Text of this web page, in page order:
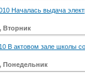
Началась выдача
Вторник
В актовом зале школы
Понедельник